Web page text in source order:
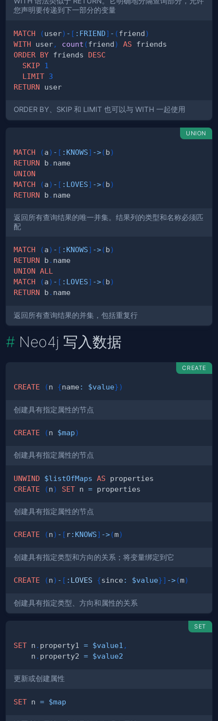
您声明要传递到下一部分的变量
MATCH (user) - [ : FRIEND] - (friend)
WITH user, count (friend) AS
ORDER BY friends DESC
SKIP 1
LIMIT 3
RETURN
ORDER BY、SKIP 和 LIMIT 也可以与 WITH 一起使用
UNION
MATCH (a) - [ : KNOWS] ->(b)
RETURN b .
UNION
MATCH
(a) - [ : LOVES] ->(b)
RETURN b .
返回所有查询结果的唯一并集。结果列的类型和名称必须匹
配
MATCH (a) - [ : KNOWS] ->(b)
RETURN b .
UNION ALL
MATCH
(a) - [ : LOVES] ->(b)
RETURN b .
返回所有查询结果的并集，包括重复行
Neo4j 写入数据
CREATE
CREATE (n {name : $value})
创建具有指定属性的节点
CREATE (n $map)
创建具有指定属性的节点
UNWIND $listOfMaps AS
CREATE
(n) SET n =
创建具有指定属性的节点
CREATE (n) - [ r: KNOWS] ->(m)
创建具有指定类型和方向的关系；将变量绑定到它
CREATE (n) - [ : LOVES {since : $value}] ->(m)
创建具有指定类型、方向和属性的关系
SET
SET n . property1 = $value1 ,
    n
. property2 = $value2
更新或创建属性
SET n = $map